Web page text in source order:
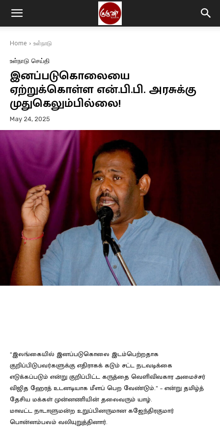
Home உள்நாடு
உள்நாடு செய்தி
இனப்படுகொலையை
ஏற்றுக்கொள்ள என்.பி.பி. அரசுக்கு
முதுகெலும்பில்லை!
May 24, 2025
“இலங்கையில் இனப்படுகொலை இடம்பெற்றதாக
குறிப்பிடுபவர்களுக்கு எதிராகக் கடும் சட்ட நடவடிக்கை
எடுக்கப்படும் என்று குறிப்பிட்ட கருத்தை வெளிவிவகார அமைச்சர்
விஜித ஹேரத் உடனடியாக மீளப் பெற வேண்டும்.” – என்று தமிழ்த்
தேசிய மக்கள் முன்னணியின் தலைவரும் யாழ்.
மாவட்ட நாடாளுமன்ற உறுப்பினருமான கஜேந்திரகுமார்
பொன்னம்பலம் வலியுறுத்தினார்.